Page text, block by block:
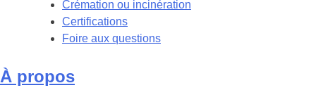
Crémation ou incinération
Certifications
Foire aux questions
À propos